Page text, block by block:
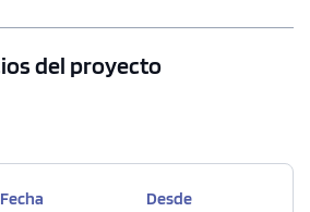
del proyecto
Fecha Desde